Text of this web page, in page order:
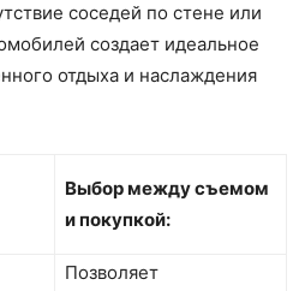
соседей по стене или
создает идеальное
отдыха и наслаждения
Выбор между съемом
и покупкой:
Позволяет